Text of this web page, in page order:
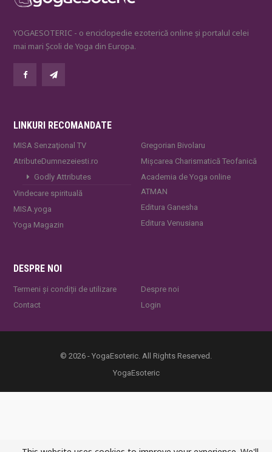
YOGAESOTERIC - o enciclopedie ezoterică online și portalul celei
mai mari Școli de Yoga din Europa.
LINKURI RECOMANDATE
MISA Senzaţional TV
AtributeDumnezeiesti.ro
Godly Attributes
Vindecare spirituală
MISA.yoga
Yoga Magazin
Gregorian Bivolaru
Mișcarea Charismatică Teofanică
Academia de Yoga online
ATMAN
Editura Ganesha
Editura Venusiana
DESPRE NOI
Termeni și condiții de utilizare
Contact
Despre noi
Login
© 2026 - YogaEsoteric. All Rights Reserved.
YogaEsoteric